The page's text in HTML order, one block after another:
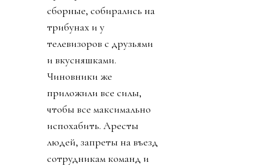
сборные, собирались на
трибунах и у
телевизоров с друзьями
и вкусняшками.
Чиновники же
приложили все силы,
чтобы все максимально
испохабить. Аресты
людей, запреты на въезд
сотрудникам команд и